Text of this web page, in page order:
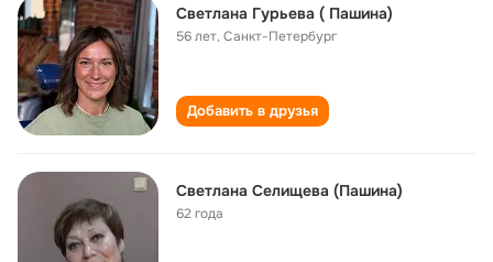
Светлана Гурьева ( Пашина)
56 лет,Санкт-Петербург
Добавить в друзья
Светлана Селищева (Пашина)
62 года